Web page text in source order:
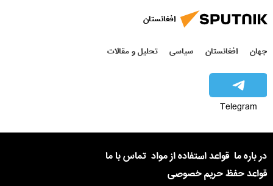
افغانستان
جهان افغانستان سیاسی تحلیل و مقالات
Telegram
در باره ما قواعد استفاده از مواد تماس با ما
قواعد حفظ حریم خصوصی